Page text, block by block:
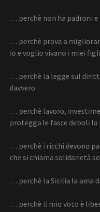
… perchè non ha padroni
… perchè prova a
io e voglio vivano i miei figli
… perchè la legge sul
davvero
… perchè lavoro,
protegga le fasce deboli
… perchè i ricchi devono
che si chiama solidarietà
… perchè la Sicilia la ama
… perchè il mio voto è